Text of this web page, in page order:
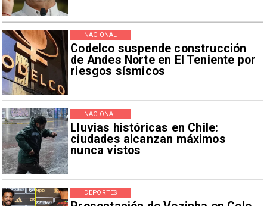
Codelco suspende construcción
de Andes Norte en El Teniente por
riesgos sísmicos
NACIONAL
Lluvias históricas en Chile:
ciudades alcanzan máximos
nunca vistos
NACIONAL
DEPORTES